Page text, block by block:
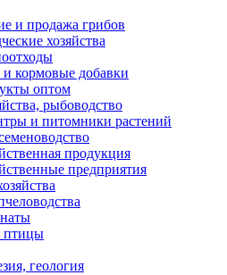
и продажа грибов
хозяйства
кормовые добавки
оптом
рыбоводство
и питомники растений
продукция
предприятия
птицы
геология